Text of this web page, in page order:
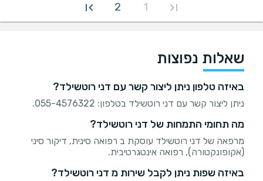
1
2
שאלות נפוצות
באיזה טלפון ניתן ליצור קשר עם דני רוטשילד?
ניתן ליצור קשר עם דני רוטשילד בטלפון: 055-4576322.
מה תחומי התמחות של דני רוטשילד?
מרפאה של דני רוטשילד עוסקת ב רפואה סינית, דיקור סיני
(אקופונקטורה), רפואה אינטגרטיבית.
באיזה שפות ניתן לקבל שירות מ דני רוטשילד?